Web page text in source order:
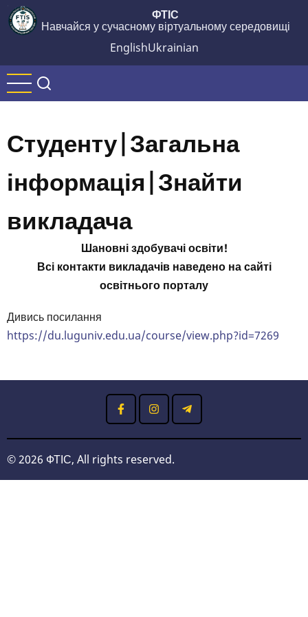
Перейти
до
вмісту
ФТІС
Навчайся у сучасному віртуальному середовищі
EnglishUkrainian
Студенту|Загальна
інформація|Знайти
викладача
Шановні здобувачі освіти!
Всі контакти викладачів наведено на сайті
освітнього порталу
Дивись посилання
https://du.luguniv.edu.ua/course/view.php?id=7269
© 2026 ФТІС, All rights reserved.